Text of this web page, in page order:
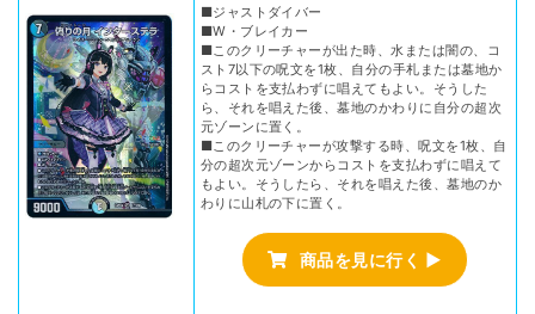
■ジャストダイバー
■W・ブレイカー
■このクリーチャーが出た時、水または闇の、コ
スト7以下の呪文を1枚、自分の手札または墓地か
らコストを支払わずに唱えてもよい。そうした
ら、それを唱えた後、墓地のかわりに自分の超次
元ゾーンに置く。
■このクリーチャーが攻撃する時、呪文を1枚、自
分の超次元ゾーンからコストを支払わずに唱えて
もよい。そうしたら、それを唱えた後、墓地のか
わりに山札の下に置く。
商品を見に行く ▶